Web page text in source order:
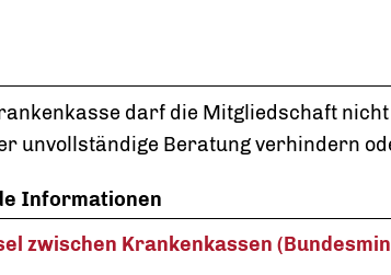
darf die Mitgliedschaft
unvollständige Beratung verhindern
Informationen
zwischen Krankenkassen